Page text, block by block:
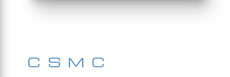
CSMC